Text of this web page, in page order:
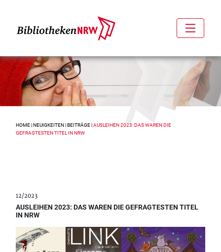
HOME|NEUIGKEITEN|BEITRÄGE|AUSLEIHEN 2023: DAS WAREN DIE
GEFRAGTESTEN TITEL IN NRW
12/2023
AUSLEIHEN 2023: DAS WAREN DIE GEFRAGTESTEN TITEL
IN NRW